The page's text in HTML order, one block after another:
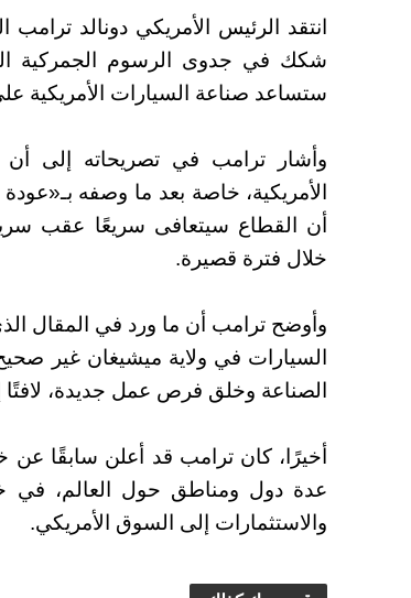
انتقد الرئيس الأمريكي دونالد
شكك في جدوى الرسوم الجمركية
ستساعد صناعة السيارات الأمريكية
وأشار ترامب في تصريحاته إلى
الأمريكية، خاصة بعد ما وصفه
أن القطاع سيتعافى سريعًا عقب
خلال فترة قصيرة.
وأوضح ترامب أن ما ورد في المقال
السيارات في ولاية ميشيغان غير
الصناعة وخلق فرص عمل جديدة، لافتًا
أخيرًا، كان ترامب قد أعلن سابقًا
عدة دول ومناطق حول العالم، في
والاستثمارات إلى السوق الأمريكي.